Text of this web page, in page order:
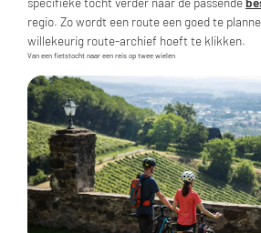
regio. Zo wordt een route een goed te
willekeurig route-archief hoeft te klikken.
Van een fietstocht naar een reis op twee wielen